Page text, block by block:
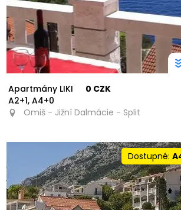
Apartmány LIKI
A2+1, A4+0
0 CZK
Omiš - Jižní Dalmácie - Split
Dostupné: